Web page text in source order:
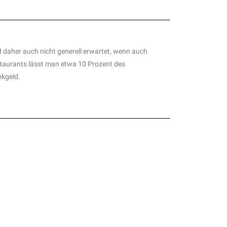
auch nicht generell erwartet, wenn auch
lässt man etwa 10 Prozent des